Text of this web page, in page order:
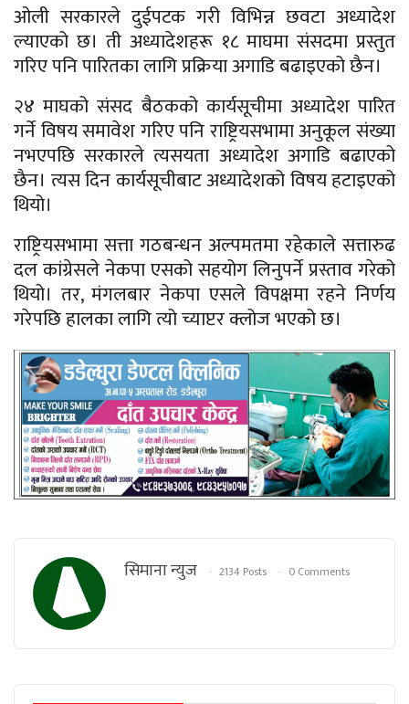
ओली सरकारले दुईपटक गरी विभिन्न छवटा अध्यादेश
ल्याएको छ। ती अध्यादेशहरू १८ माघमा संसदमा प्रस्तुत
गरिए पनि पारितका लागि प्रक्रिया अगाडि बढाइएको छैन।
२४ माघको संसद बैठकको कार्यसूचीमा अध्यादेश पारित
गर्ने विषय समावेश गरिए पनि राष्ट्रियसभामा अनुकूल संख्या
नभएपछि सरकारले त्यसयता अध्यादेश अगाडि बढाएको
छैन। त्यस दिन कार्यसूचीबाट अध्यादेशको विषय हटाइएको
थियो।
राष्ट्रियसभामा सत्ता गठबन्धन अल्पमतमा रहेकाले सत्तारुढ
दल कांग्रेसले नेकपा एसको सहयोग लिनुपर्ने प्रस्ताव गरेको
थियो। तर, मंगलबार नेकपा एसले विपक्षमा रहने निर्णय
गरेपछि हालका लागि त्यो च्याप्टर क्लोज भएको छ।
सिमाना न्युज 2134 Posts 0 Comments